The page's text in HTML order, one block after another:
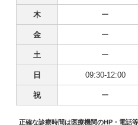
木 ー
金 ー
土 ー
日 09:30-12:00
祝 ー
正確な診療時間は医療機関のHP・電話